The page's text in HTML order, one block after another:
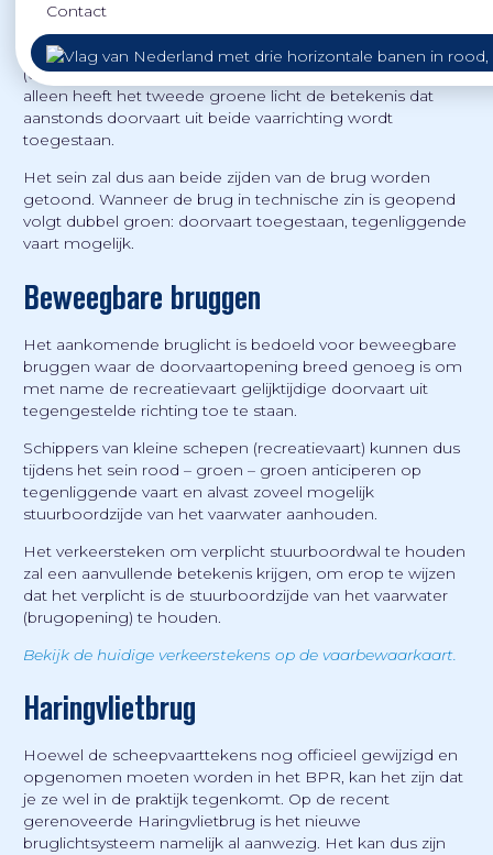
Contact
Het nieuwe scheepvaartteken heeft dezelfde
reglementaire betekenis als het teken rood – groen
(doorvaart verboden, maar wordt aanstonds toegestaan),
alleen heeft het tweede groene licht de betekenis dat
aanstonds doorvaart uit beide vaarrichting wordt
toegestaan.
Het sein zal dus aan beide zijden van de brug worden
getoond. Wanneer de brug in technische zin is geopend
volgt dubbel groen: doorvaart toegestaan, tegenliggende
vaart mogelijk.
Beweegbare bruggen
Het aankomende bruglicht is bedoeld voor beweegbare
bruggen waar de doorvaartopening breed genoeg is om
met name de recreatievaart gelijktijdige doorvaart uit
tegengestelde richting toe te staan.
Schippers van kleine schepen (recreatievaart) kunnen dus
tijdens het sein rood – groen – groen anticiperen op
tegenliggende vaart en alvast zoveel mogelijk
stuurboordzijde van het vaarwater aanhouden.
Het verkeersteken om verplicht stuurboordwal te houden
zal een aanvullende betekenis krijgen, om erop te wijzen
dat het verplicht is de stuurboordzijde van het vaarwater
(brugopening) te houden.
Bekijk de huidige verkeerstekens op de vaarbewaarkaart.
Haringvlietbrug
Hoewel de scheepvaarttekens nog officieel gewijzigd en
opgenomen moeten worden in het BPR, kan het zijn dat
je ze wel in de praktijk tegenkomt. Op de recent
gerenoveerde Haringvlietbrug is het nieuwe
bruglichtsysteem namelijk al aanwezig. Het kan dus zijn